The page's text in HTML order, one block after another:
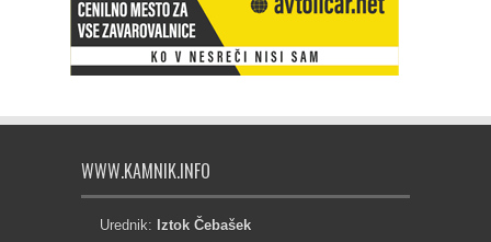
WWW.KAMNIK.INFO
Urednik: Iztok Čebašek